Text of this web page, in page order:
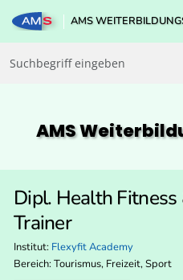
AMS
AMS
Dipl. Health Fitness
Trainer
Institut: Flexyfit Academy
Bereich: Tourismus, Freizeit, Sport